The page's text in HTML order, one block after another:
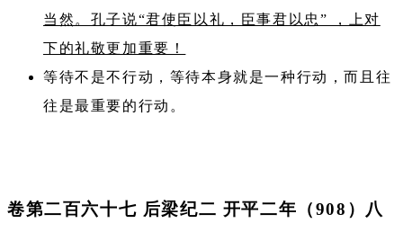
当然。孔子说“君使臣以礼，臣事君以忠” ，上对
下的礼敬更加重要！
等待不是不行动，等待本身就是一种行动，而且往
往是最重要的行动。
卷第二百六十七 后梁纪二 开平二年（908）八